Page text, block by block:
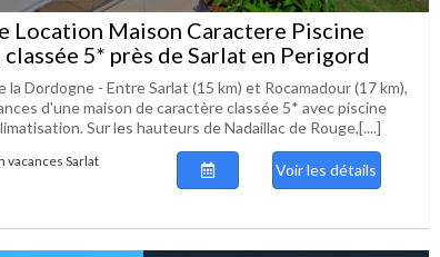
Location Maison Caractere Piscine
5* près de Sarlat en Perigord
la Dordogne - Entre Sarlat (15 km) et Rocamadour (17 km),
d'une maison de caractère classée 5* avec piscine
Sur les hauteurs de Nadaillac de Rouge,[....]
vacances Sarlat
Voir les détails